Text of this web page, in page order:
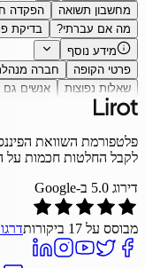
מחשבון תשואה
הפקדה
מה אם עברתי?
בדיקת
מידע נוסף
פרטי הקופה
חברה
שאלות נפוצות
אנשים גם
פלטפורמת השוואת
לקבל החלטות חכמות
דירוג 5.0 ב-Google
מבוסס על 17 ביקורות